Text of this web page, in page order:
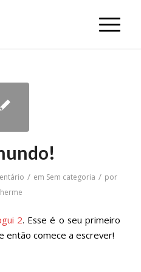
/ em Sem categoria / por
2. Esse é o seu primeiro
então comece a escrever!